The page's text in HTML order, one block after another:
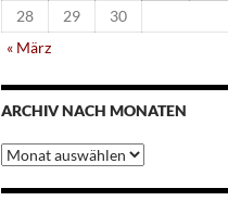
28
29
30
« März
ARCHIV NACH MONATEN
Archiv
nach
Monaten